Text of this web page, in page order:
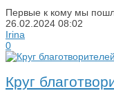
Первые к кому мы
26.02.2024 08:02
Irina
0
Круг